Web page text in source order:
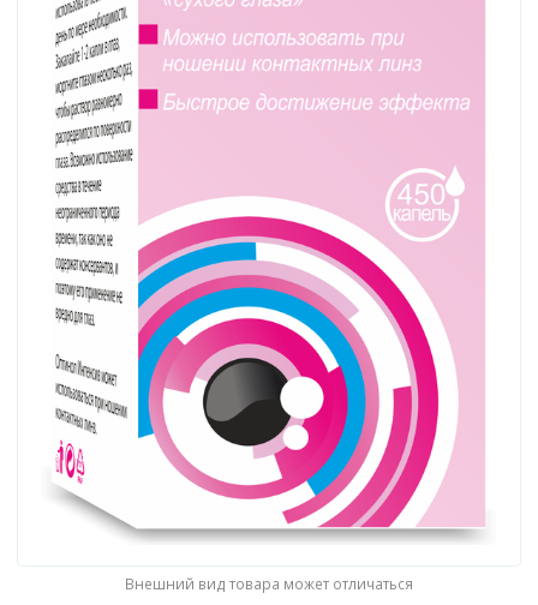
Внешний вид товара может отличаться